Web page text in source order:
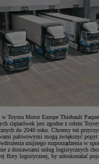
w Toyota Motor Europe Thiebault
ciężarówek jest zgodne z celem
do 2040 roku. Chcemy też
paliwowymi mogą zwiększyć
unijnego rozporządzenia w
z dostawcami usług logistycznych
floty logistycznej, by udoskonalać